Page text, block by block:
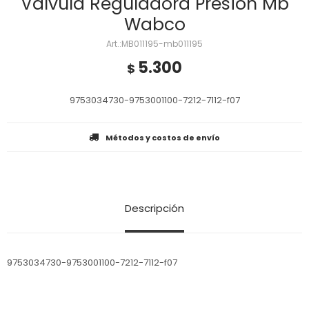
Wabco
MB011195-mb011195
$ 5.300
9753034730-9753001100-7212-7112-f07
Métodos y costos de envío
Descripción
9753034730-9753001100-7212-7112-f07